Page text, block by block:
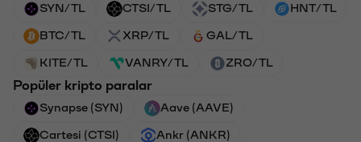
SYN/TL CTSI/TL STG/TL HNT/TL
BTC/TL XRP/TL GAL/TL
KITE/TL VANRY/TL ZRO/TL
Popüler kripto paralar
Synapse (SYN) Aave (AAVE)
Cartesi (CTSI) Ankr (ANKR)